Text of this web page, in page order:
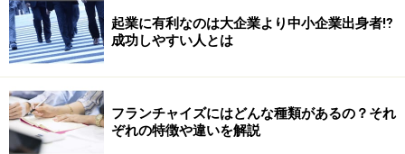
飲食店舗の成功は８割が立地と言われるが、数え切れな
いほどたくさんの物件をまわっても、資金力、保証力、
実績があるとはいえない有限会社の吉田社長の申し出に
なかなか契約してくれるオーナーとは巡り会えないそん
な時期に、現店舗のある物件のオーナーとの出会いが運
命を変える。(左写真：店舗decfiveの概観)
起業に有利なのは大企業より中小企業出身者⁉
成功しやすい人とは
フランチャイズにはどんな種類があるの？それ
ぞれの特徴や違いを解説